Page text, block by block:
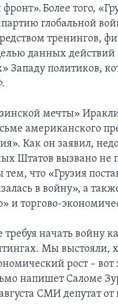
Более того,
глобальной
тренингов,
данных действий
Западу политиков,
мечты»
американского
Как он заявил,
Штатов вызвано не
тем, что «Грузия
в войну», а
и торгово-
начать войну
Мы выстояли,
рост –
напишет Саломе
СМИ депутат